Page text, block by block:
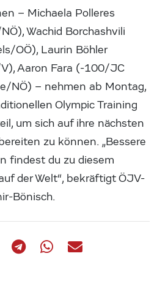
– Michaela Polleres
Wachid Borchashvili
OÖ), Laurin Böhler
Aaron Fara (-100/JC
NÖ) – nehmen ab Montag,
Olympic Training
um sich auf ihre nächsten
zu können. „Bessere
findest du zu diesem
der Welt“, bekräftigt ÖJV-
Bönisch.